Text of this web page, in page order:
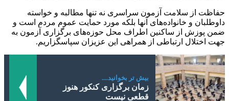
حفاظت از سلامت آزمون سراسری نه تنها مطالبه و خواسته
داوطلبان و خانواده‌های آنها بلکه مورد حمایت عموم مردم است و
ضمن پوزش از ساکنین اطراف محل حوزه‌های برگزاری آزمون به
جهت اختلال ارتباطی از همراهی این عزیزان سپاسگزاریم.
بیش تر بخوانید....
زمان برگزاری کنکور هنوز
قطعی نیست